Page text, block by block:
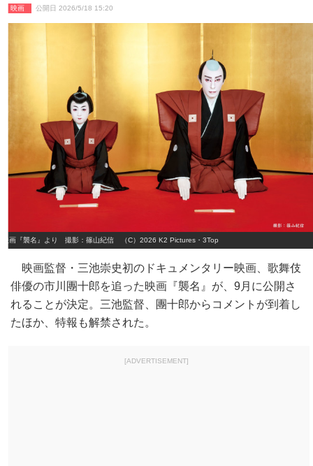
映画 公開日 2026/5/18 15:20
映画『襲名』より 撮影：篠山紀信 （C）2026 K2 Pictures・3Top
映画監督・三池崇史初のドキュメンタリー映画、歌舞伎
俳優の市川團十郎を追った映画『襲名』が、9月に公開さ
れることが決定。三池監督、團十郎からコメントが到着し
たほか、特報も解禁された。
[ADVERTISEMENT]